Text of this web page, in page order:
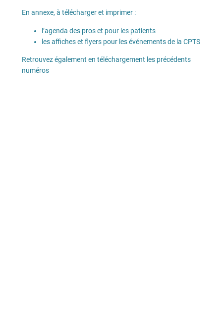
En annexe, à télécharger et imprimer :
l’agenda des pros et pour les patients
les affiches et flyers pour les événements de la CPTS
Retrouvez également en téléchargement les précédents
numéros